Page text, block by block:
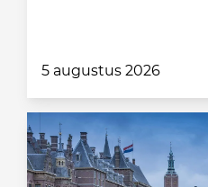
5 augustus 2026